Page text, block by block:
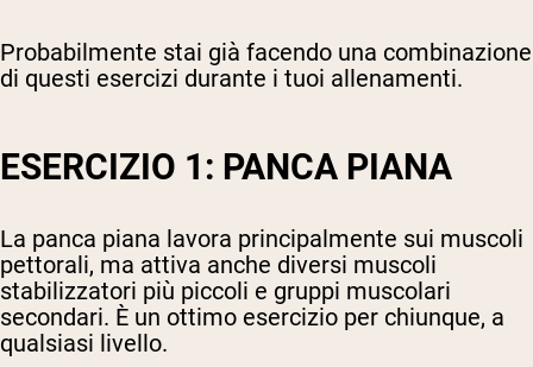
Probabilmente stai già facendo una combinazione
di questi esercizi durante i tuoi allenamenti.
ESERCIZIO 1: PANCA PIANA
La panca piana lavora principalmente sui muscoli
pettorali, ma attiva anche diversi muscoli
stabilizzatori più piccoli e gruppi muscolari
secondari. È un ottimo esercizio per chiunque, a
qualsiasi livello.